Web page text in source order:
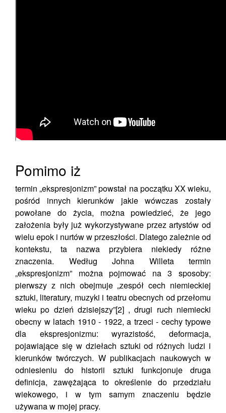
Pomimo iż
termin „ekspresjonizm” powstał na początku XX wieku,
pośród innych kierunków jakie wówczas zostały
powołane do życia, można powiedzieć, że jego
założenia były już wykorzystywane przez artystów od
wielu epok i nurtów w przeszłości. Dlatego zależnie od
kontekstu, ta nazwa przybiera niekiedy różne
znaczenia. Według Johna Willeta termin
„ekspresjonizm” można pojmować na 3 sposoby:
pierwszy z nich obejmuje „zespół cech niemieckiej
sztuki, literatury, muzyki i teatru obecnych od przełomu
wieku po dzień dzisiejszy”[2] , drugi ruch niemiecki
obecny w latach 1910 - 1922, a trzeci - cechy typowe
dla ekspresjonizmu: wyrazistość, deformacja,
pojawiające się w dziełach sztuki od różnych ludzi i
kierunków twórczych. W publikacjach naukowych w
odniesieniu do historii sztuki funkcjonuje druga
definicja, zawężająca to określenie do przedziału
wiekowego, i w tym samym znaczeniu będzie
używana w mojej pracy.